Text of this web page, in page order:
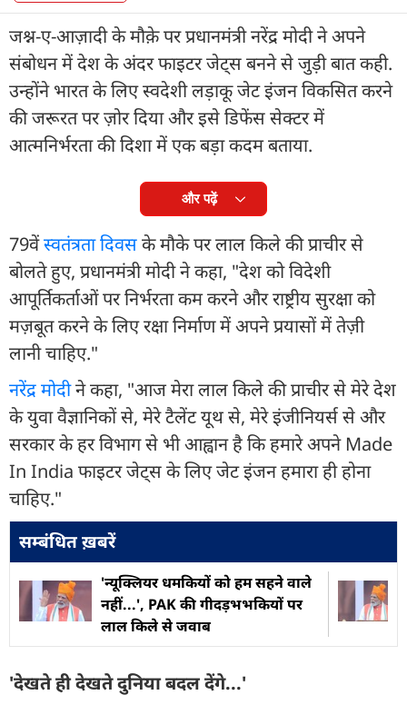
जश्न-ए-आज़ादी के मौक़े पर प्रधानमंत्री नरेंद्र मोदी ने अपने
संबोधन में देश के अंदर फाइटर जेट्स बनने से जुड़ी बात कही.
उन्होंने भारत के लिए स्वदेशी लड़ाकू जेट इंजन विकसित करने
की जरूरत पर ज़ोर दिया और इसे डिफेंस सेक्टर में
आत्मनिर्भरता की दिशा में एक बड़ा कदम बताया.
और पढ़ें
79वेंस्वतंत्रता दिवसके मौके पर लाल किले की प्राचीर से
बोलते हुए, प्रधानमंत्री मोदी ने कहा, "देश को विदेशी
आपूर्तिकर्ताओं पर निर्भरता कम करने और राष्ट्रीय सुरक्षा को
मज़बूत करने के लिए रक्षा निर्माण में अपने प्रयासों में तेज़ी
लानी चाहिए."
नरेंद्र मोदीने कहा, "आज मेरा लाल किले की प्राचीर से मेरे देश
के युवा वैज्ञानिकों से, मेरे टैलेंट यूथ से, मेरे इंजीनियर्स से और
सरकार के हर विभाग से भी आह्वान है कि हमारे अपने Made
In India फाइटर जेट्स के लिए जेट इंजन हमारा ही होना
चाहिए."
सम्बंधित ख़बरें
'न्यूक्लियर धमकियों को हम सहने वाले
नहीं...', PAK की गीदड़भभकियों पर
लाल किले से जवाब
'देखते ही देखते दुनिया बदल देंगे...'